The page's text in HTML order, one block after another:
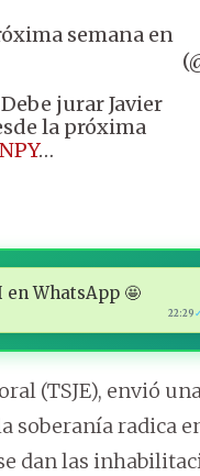
semana en
jurar Javier
la próxima
…
WhatsApp 🤩
22:29
(TSJE), envió
soberanía radica
dan las